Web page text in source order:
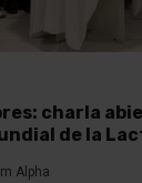
charla
de la
Alpha